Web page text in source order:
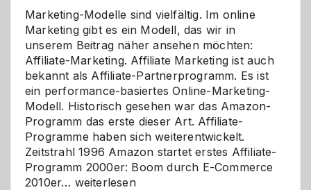
Marketing-Modelle sind vielfältig. Im online
Marketing gibt es ein Modell, das wir in
unserem Beitrag näher ansehen möchten:
Affiliate-Marketing. Affiliate Marketing ist auch
bekannt als Affiliate-Partnerprogramm. Es ist
ein performance-basiertes Online-Marketing-
Modell. Historisch gesehen war das Amazon-
Programm das erste dieser Art. Affiliate-
Programme haben sich weiterentwickelt.
Zeitstrahl 1996 Amazon startet erstes Affiliate-
Programm 2000er: Boom durch E-Commerce
2010er… Affiliate-
weiterlesen